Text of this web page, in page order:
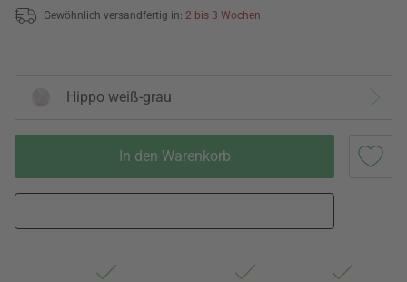
Gewöhnlich versandfertig in: 2 bis 3 Wochen
Hippo weiß-grau
In den Warenkorb